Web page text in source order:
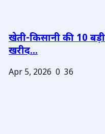
खेती-किसानी की 10
खरीद...
Apr 5, 2026 0 36